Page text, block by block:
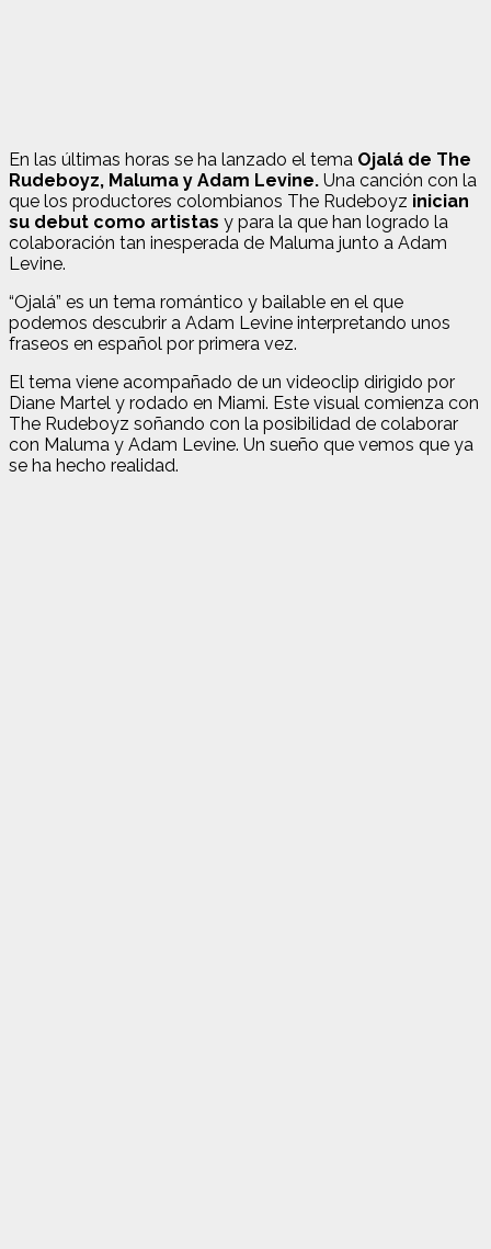
En las últimas horas se ha lanzado el tema Ojalá de The
Rudeboyz, Maluma y Adam Levine. Una canción con la
que los productores colombianos The Rudeboyz inician
su debut como artistas y para la que han logrado la
colaboración tan inesperada de Maluma junto a Adam
Levine.
“Ojalá” es un tema romántico y bailable en el que
podemos descubrir a Adam Levine interpretando unos
fraseos en español por primera vez.
El tema viene acompañado de un videoclip dirigido por
Diane Martel y rodado en Miami. Este visual comienza con
The Rudeboyz soñando con la posibilidad de colaborar
con Maluma y Adam Levine. Un sueño que vemos que ya
se ha hecho realidad.